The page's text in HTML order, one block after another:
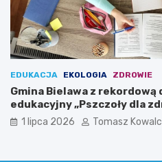
EDUKACJA EKOLOGIA ZDROWIE
Gmina Bielawa z
edukacyjny „Pszczoły dla
1 lipca 2026 Tomasz